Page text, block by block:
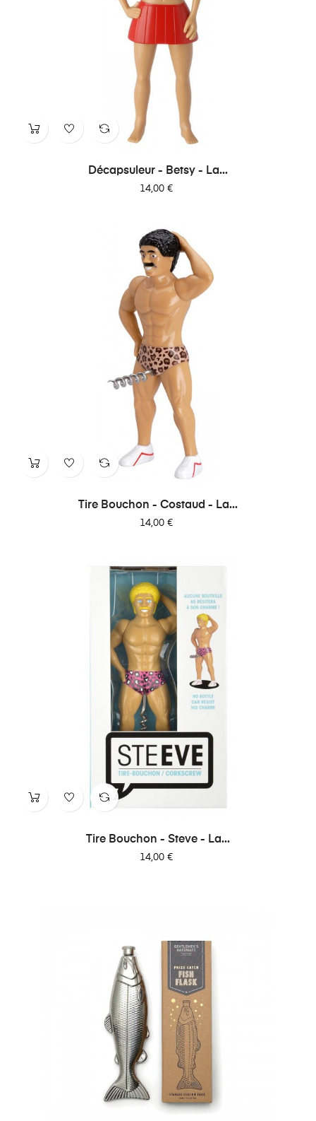
Décapsuleur - Betsy - La...
Prix
14,00 €
Tire Bouchon - Costaud - La...
Prix
14,00 €
Tire Bouchon - Steve - La...
Prix
14,00 €